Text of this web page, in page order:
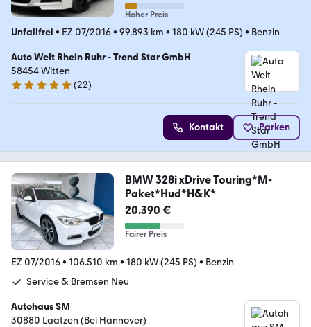
Hoher Preis
Unfallfrei • EZ 07/2016• 99.893 km • 180 kW (245 PS) • Benzin
Auto Welt Rhein Ruhr - Trend Star GmbH
58454 Witten
4.9 Sterne
(22)
Kontakt Parken
BMW 328i xDrive Touring*M-
Paket*Hud*H&K*
20.390 €
Fairer Preis
EZ 07/2016• 106.510 km • 180 kW (245 PS) • Benzin
Service & Bremsen Neu
Autohaus SM
30880 Laatzen (Bei Hannover)